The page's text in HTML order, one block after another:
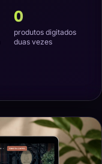
0
produtos digitados
duas vezes